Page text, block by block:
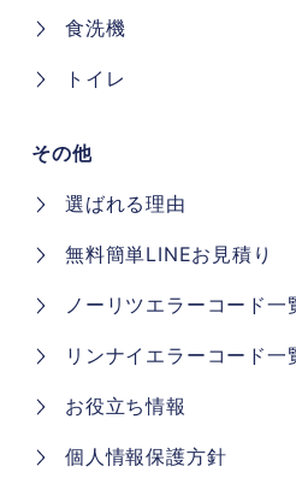
トイレ
食洗機
個人情報保護方針
お役立ち情報
リンナイエラーコード一
ノーリツエラーコード一
無料簡単LINEお見積り
選ばれる理由
その他